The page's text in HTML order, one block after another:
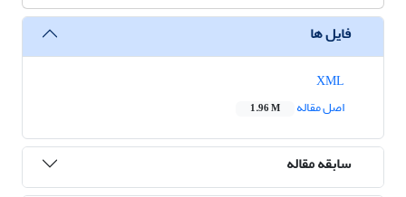
فایل ها
اصل مقاله
1.96 M
سابقه مقاله